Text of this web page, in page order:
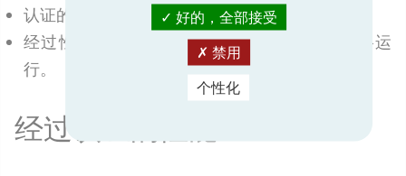
认证的产品是符合标准。
经过性能认证的产品将根据制造商声明的规格运
行。
经过认证的性能
好的，全部接受
禁用
个性化